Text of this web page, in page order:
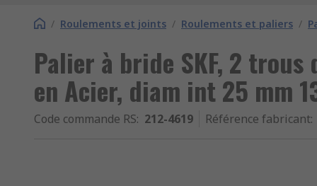
/ Roulements et joints / Roulements et paliers /
Palier à bride SKF, 2
en Acier, diam int 25 mm
Code commande RS: 212-4619 Référence fabricant: